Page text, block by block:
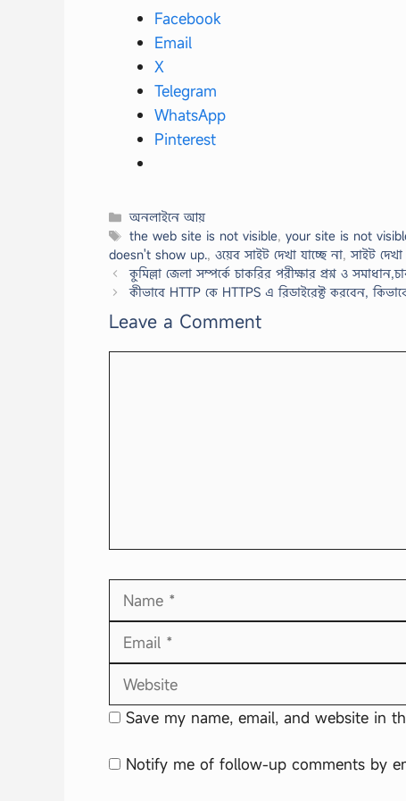
Facebook
Email
X
Telegram
WhatsApp
Pinterest
Categories
অনলাইনে আয়
Tags
the web site is not visible,your site is not
doesn't show up., ওয়েব সাইট দেখা যাচ্ছে না,সাইট
কুমিল্লা জেলা সম্পর্কে চাকরির পরীক্ষার প্রশ্ন ও
কীভাবে HTTP কে HTTPS এ রিডাইরেক্ট করবেন,
Leave a Comment
Name
Save my name, email, and website in
Notify me of follow-up comments by